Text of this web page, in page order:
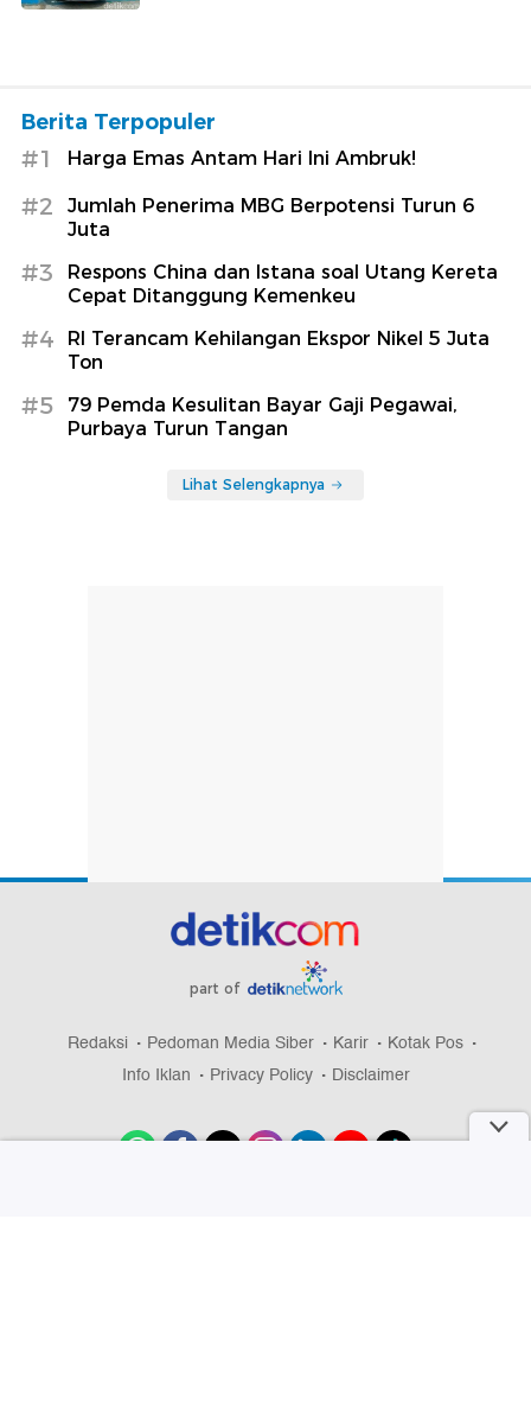
Berita Terpopuler
#1 Harga Emas Antam Hari Ini Ambruk!
#2
Jumlah Penerima MBG Berpotensi Turun 6
Juta
#3
Respons China dan Istana soal Utang Kereta
Cepat Ditanggung Kemenkeu
#4
RI Terancam Kehilangan Ekspor Nikel 5 Juta
Ton
#5
79 Pemda Kesulitan Bayar Gaji Pegawai,
Purbaya Turun Tangan
Lihat Selengkapnya
part of
Redaksi Pedoman Media Siber Karir
Kotak Pos
Info Iklan
Privacy Policy Disclaimer